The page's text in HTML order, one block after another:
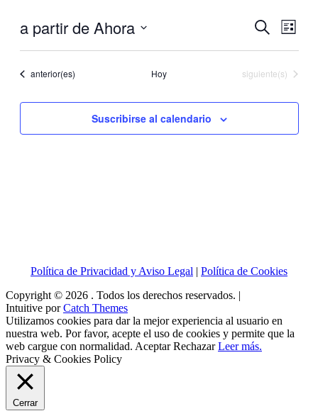
y
vistas
Eventos
Buscar
vistas
de
Lista
a partir de Ahora
Eventos
anterior(es) Hoy Eventos
siguiente(s)
Suscribirse al calendario
Política de Privacidad y Aviso Legal | Política de Cookies
Copyright © 2026 . Todos los derechos reservados. |
Intuitive porCatch Themes
Utilizamos cookies para dar la mejor experiencia al usuario en
nuestra web. Por favor, acepte el uso de cookies y permite que la
web cargue con normalidad. Aceptar Rechazar Leer más.
Privacy & Cookies Policy
Cerrar